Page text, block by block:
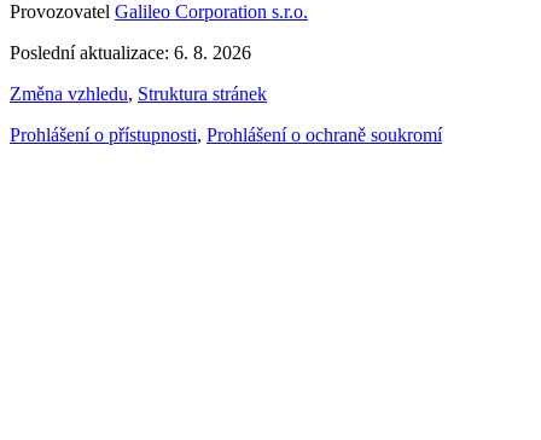
Provozovatel Galileo Corporation s.r.o.
Poslední aktualizace: 6. 8. 2026
Změna vzhledu, Struktura stránek
Prohlášení o přístupnosti, Prohlášení o ochraně soukromí